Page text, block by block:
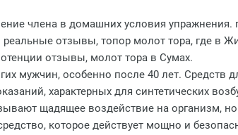
члена в домашних условия
отзывы, топор молот тора, где в
отзывы, молот тора в Сумах.
мужчин, особенно после 40 лет. Средств
характерных для синтетических
щадящее воздействие на организм,
которое действует мощно и